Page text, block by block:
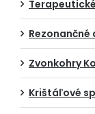
Zvonkohry
Krištáľové